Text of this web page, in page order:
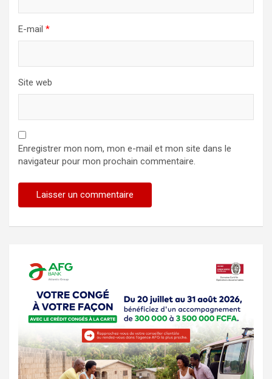
E-mail *
Site web
Enregistrer mon nom, mon e-mail et mon site dans le
navigateur pour mon prochain commentaire.